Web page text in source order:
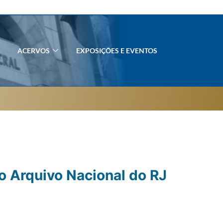
ACERVOS EXPOSIÇÕES E EVENTOS
Arquivo Nacional do RJ